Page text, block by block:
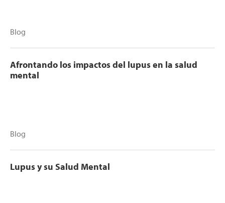
Blog
Afrontando los impactos del lupus en la salud
mental
Blog
Lupus y su Salud Mental